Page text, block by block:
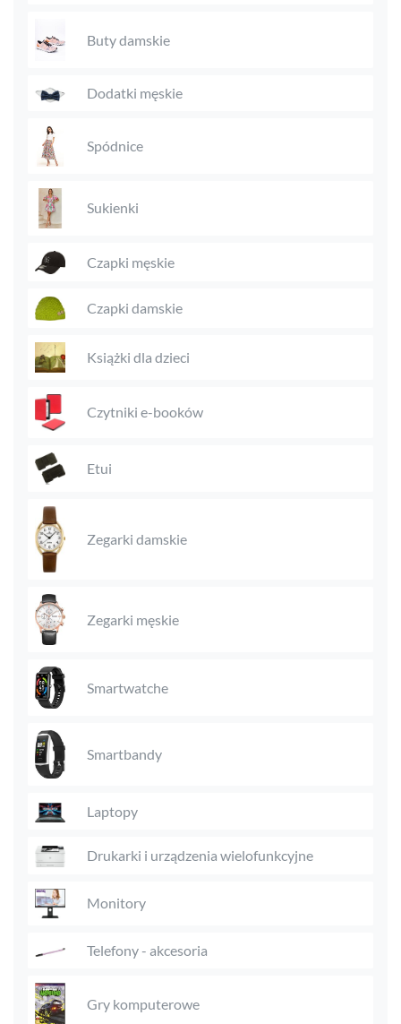
Buty damskie
Dodatki męskie
Spódnice
Sukienki
Czapki męskie
Czapki damskie
Książki dla dzieci
Czytniki e-booków
Etui
Zegarki damskie
Zegarki męskie
Smartwatche
Smartbandy
Laptopy
Drukarki i urządzenia wielofunkcyjne
Monitory
Telefony - akcesoria
Gry komputerowe